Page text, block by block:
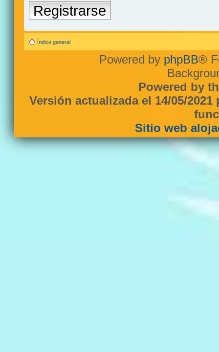
Registrarse
Índice general
Powered by phpBB®
Powered by
Versión actualizada el 14/05/
Sitio web